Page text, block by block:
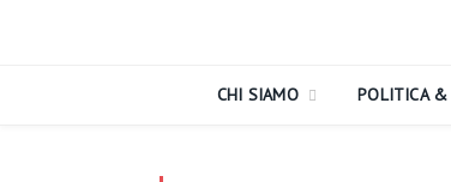
CHI SIAMO POLITICA &